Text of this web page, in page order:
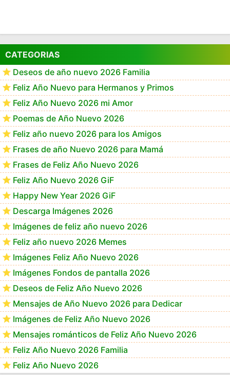
CATEGORIAS
Deseos de año nuevo 2026 Familia
Feliz Año Nuevo para Hermanos y Primos
Feliz Año Nuevo 2026 mi Amor
Poemas de Año Nuevo 2026
Feliz año nuevo 2026 para los Amigos
Frases de año Nuevo 2026 para Mamá
Frases de Feliz Año Nuevo 2026
Feliz Año Nuevo 2026 GiF
Happy New Year 2026 GiF
Descarga Imágenes 2026
Imágenes de feliz año nuevo 2026
Feliz año nuevo 2026 Memes
Imágenes Feliz Año Nuevo 2026
Imágenes Fondos de pantalla 2026
Deseos de Feliz Año Nuevo 2026
Mensajes de Año Nuevo 2026 para Dedicar
Imágenes de Feliz Año Nuevo 2026
Mensajes románticos de Feliz Año Nuevo 2026
Feliz Año Nuevo 2026 Familia
Feliz Año Nuevo 2026